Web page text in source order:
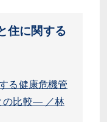
住に関する
る健康危機管
の比較― ／林